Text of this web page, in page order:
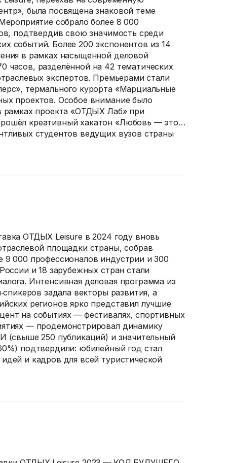
была посвящена знаковой теме
собрало более 8 000
подтвердив свою значимость среди
событий. Более 200 экспонентов из 14
в рамках насыщенной деловой
разделённой на 42 тематических
экспертов. Премьерами стали
термального курорта «Марциальные
проектов. Особое внимание было
рамках проекта «ОТДЫХ Лаб» при
креативный хакатон «Любовь — это…
студентов ведущих вузов страны
ОТДЫХ Leisure в 2024 году вновь
площадки страны, собрав
000 профессионалов индустрии и 300
и 18 зарубежных стран стали
Интенсивная деловая программа из
задала векторы развития, а
регионов ярко представил лучшие
на событиях — фестивалях, спортивных
— продемонстрировал динамику
(свыше 250 публикаций) и значительный
подтвердили: юбилейный год стал
и кадров для всей туристической